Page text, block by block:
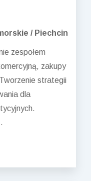
/ Piechcin
zespołem
zakupy
strategii
dla